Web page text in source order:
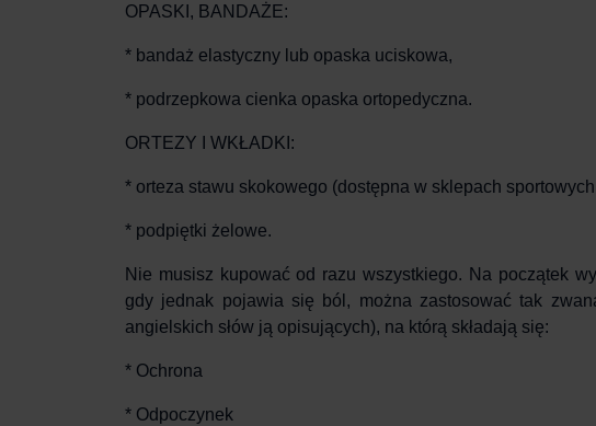
OPASKI, BANDAŻE:
* bandaż elastyczny lub opaska uciskowa,
* podrzepkowa cienka opaska ortopedyczna.
ORTEZY I WKŁADKI:
* orteza stawu skokowego (dostępna w sklepach
* podpiętki żelowe.
Nie musisz kupować od razu wszystkiego. Na początek
gdy jednak pojawia się ból, można zastosować tak
angielskich słów ją opisujących), na którą składają się:
* Ochrona
* Odpoczynek